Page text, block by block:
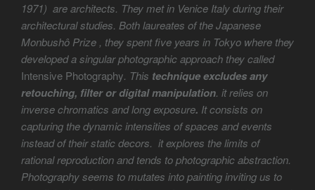
1971) are architects. They met in Venice Italy during their
architectural studies. Both laureates of the Japanese
Monbushô Prize , they spent five years in Tokyo where they
developed a singular photographic approach they called
Intensive Photography. This techniqueexcludes any
retouching, filter or digital manipulation. it relies on
inverse chromatics and long exposure. It consists on
capturing the dynamic intensities of spaces and events
instead of their static decors. it explores the limits of
rational reproduction and tends to photographic abstraction.
Photography seems to mutates into painting inviting us to